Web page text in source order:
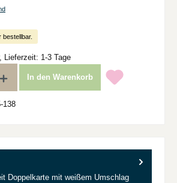
bestellbar.
Lieferzeit: 1-3 Tage
gewünschten Wert ein oder benutze die Schaltflächen
In den Warenkorb
138
Doppelkarte mit weißem Umschlag